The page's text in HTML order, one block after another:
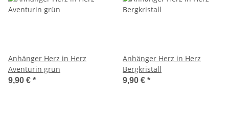
Anhänger Herz in Herz
Aventurin grün
9,90 € *
Anhänger Herz in Herz
Bergkristall
9,90 € *